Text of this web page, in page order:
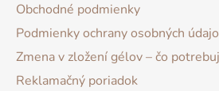
Obchodné podmienky
Podmienky ochrany osobných
Zmena v zložení gélov – čo
Reklamačný poriadok